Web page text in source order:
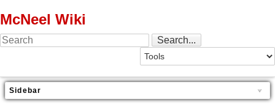
McNeel Wiki
Sidebar